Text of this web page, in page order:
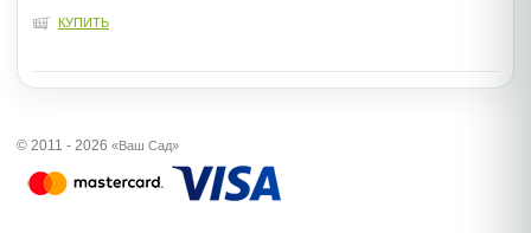
КУПИТЬ
© 2011 - 2026 «Ваш Сад»